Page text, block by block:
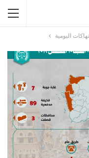
اليومية